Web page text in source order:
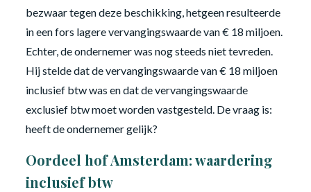
bezwaar tegen deze beschikking, hetgeen resulteerde
in een fors lagere vervangingswaarde van € 18 miljoen.
Echter, de ondernemer was nog steeds niet tevreden.
Hij stelde dat de vervangingswaarde van € 18 miljoen
inclusief btw was en dat de vervangingswaarde
exclusief btw moet worden vastgesteld. De vraag is:
heeft de ondernemer gelijk?
Oordeel hof Amsterdam: waardering
inclusief btw